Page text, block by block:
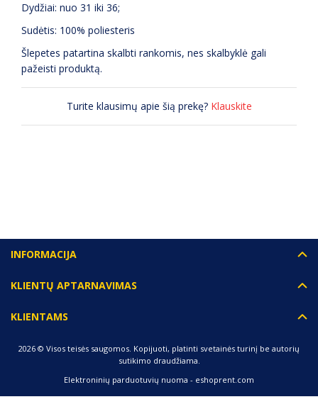
Dydžiai: nuo 31 iki 36;
Sudėtis: 100% poliesteris
Šlepetes patartina skalbti rankomis, nes skalbyklė gali
pažeisti produktą.
Turite klausimų apie šią prekę? Klauskite
INFORMACIJA
KLIENTŲ APTARNAVIMAS
KLIENTAMS
2026 © Visos teisės saugomos. Kopijuoti, platinti svetainės turinį be autorių
sutikimo draudžiama.
Elektroninių parduotuvių nuoma - eshoprent.com